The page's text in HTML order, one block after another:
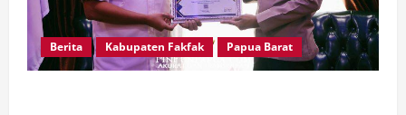
Berita Kabupaten Fakfak Papua Barat